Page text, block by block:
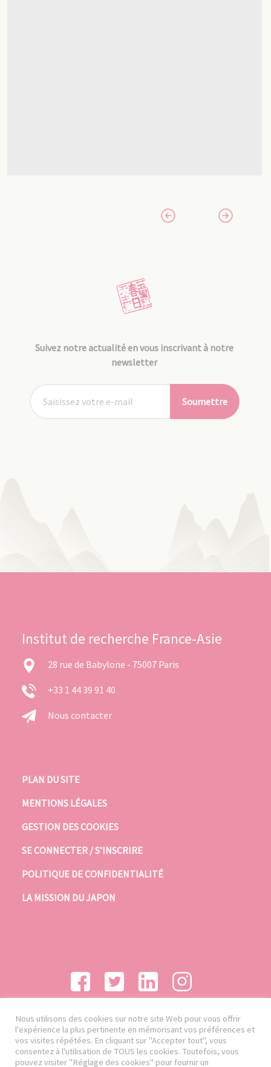
Suivez notre actualité en vous inscrivant à notre
newsletter
Soumettre
Institut de recherche France-Asie
28 rue de Babylone - 75007 Paris
+33 1 44 39 91 40
Nous contacter
PLAN DU SITE
MENTIONS LÉGALES
GESTION DES COOKIES
SE CONNECTER / S’INSCRIRE
POLITIQUE DE CONFIDENTIALITÉ
LA MISSION DU JAPON
Nous utilisons des cookies sur notre site Web pour vous offrir
l'expérience la plus pertinente en mémorisant vos préférences et
vos visites répétées. En cliquant sur "Accepter tout", vous
consentez à l'utilisation de TOUS les cookies. Toutefois, vous
pouvez visiter "Réglage des cookies" pour fournir un